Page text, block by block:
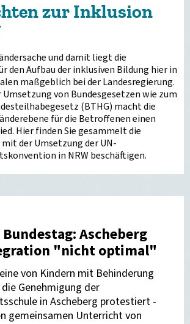
zur Inklusion
und damit liegt die
den Aufbau der inklusiven Bildung hier in
maßgeblich bei der Landesregierung.
Umsetzung von Bundesgesetzen wie zum
(BTHG) macht die
für die Betroffenen einen
Hier finden Sie gesammelt die
der Umsetzung der UN-
in NRW beschäftigen.
Ascheberg
"nicht optimal"
von Kindern mit Behinderung
Genehmigung der
in Ascheberg protestiert -
gemeinsamen Unterricht von